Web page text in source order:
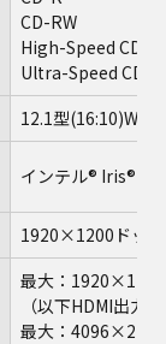
CD-RW
High-Speed CD-
Ultra-Speed CD-
12.1型
インテル® Iris® Xᵉ
1920×1200ドッ
最大：
（以下HDMI出力
最大：